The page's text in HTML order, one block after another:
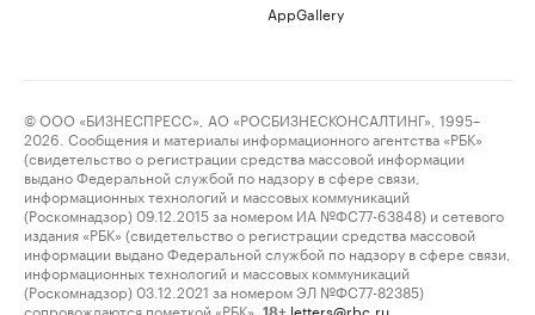
AppGallery
© ООО «БИЗНЕСПРЕСС», АО «РОСБИЗНЕСКОНСАЛТИНГ», 1995–
2026. Сообщения и материалы информационного агентства «РБК»
(свидетельство о регистрации средства массовой информации
выдано Федеральной службой по надзору в сфере связи,
информационных технологий и массовых коммуникаций
(Роскомнадзор) 09.12.2015 за номером ИА №ФС77-63848) и сетевого
издания «РБК» (свидетельство о регистрации средства массовой
информации выдано Федеральной службой по надзору в сфере связи,
информационных технологий и массовых коммуникаций
(Роскомнадзор) 03.12.2021 за номером ЭЛ №ФС77-82385)
сопровождаются пометкой «РБК».
letters@rbc.ru